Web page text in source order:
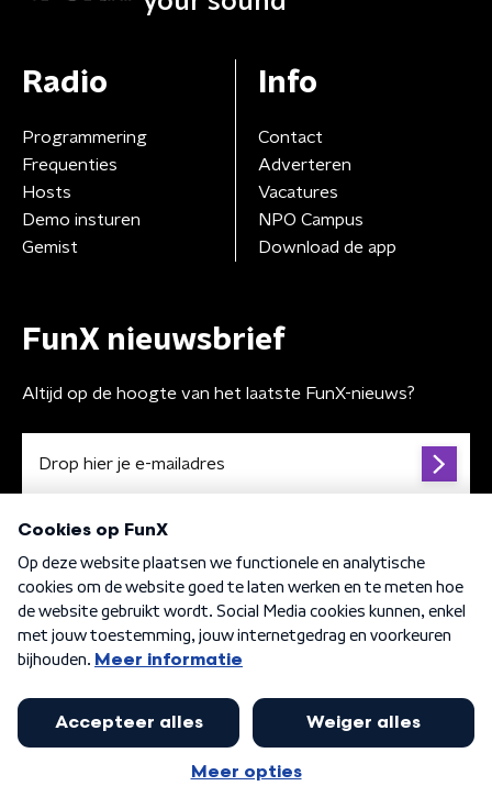
Radio
Programmering
Frequenties
Hosts
Demo insturen
Gemist
Info
Contact
Adverteren
Vacatures
NPO Campus
Download de app
FunX nieuwsbrief
Altijd op de hoogte van het laatste FunX-nieuws?
Algemene voorwaarden Privacybeleid